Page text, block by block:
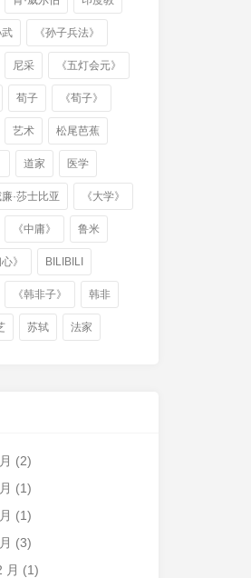
《孙子兵法》
尼采 《五灯会元》
荀子 《荀子》
艺术 松尾芭蕉
道家 医学
廉·莎士比亚 《大学》
《中庸》 鲁米
》 BILIBILI
《韩非子》 韩非
苏轼 法家
(2)
(1)
(1)
(3)
月 (1)